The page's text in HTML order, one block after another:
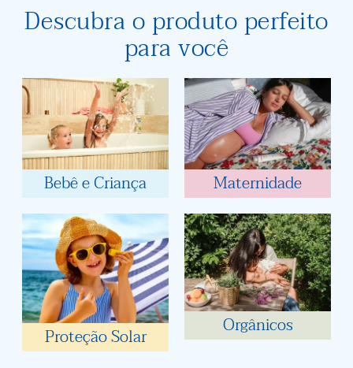
Descubra o produto perfeito
para você
Bebê e Criança Maternidade
Proteção Solar Orgânicos